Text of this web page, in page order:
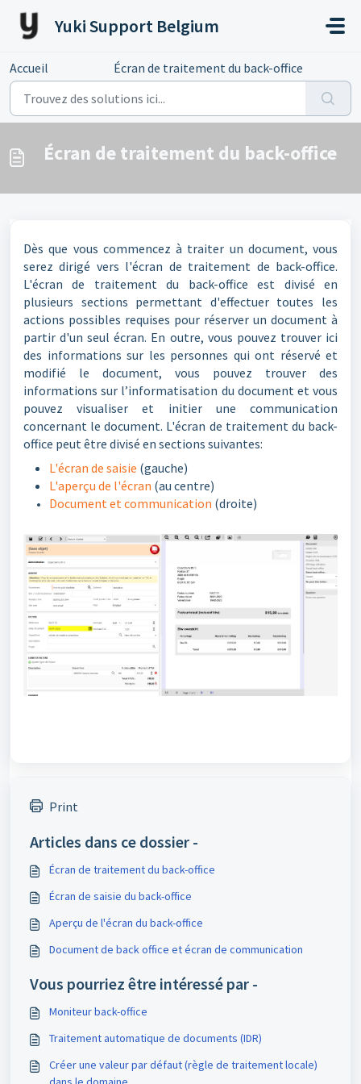
Yuki Support Belgium
Accueil Écran de traitement du back-office
Écran de traitement du back-office
Dès que vous commencez à traiter un document, vous
serez dirigé vers l'écran de traitement de back-office.
L'écran de traitement du back-office est divisé en
plusieurs sections permettant d'effectuer toutes les
actions possibles requises pour réserver un document à
partir d'un seul écran. En outre, vous pouvez trouver ici
des informations sur les personnes qui ont réservé et
modifié le document, vous pouvez trouver des
informations sur l’informatisation du document et vous
pouvez visualiser et initier une communication
concernant le document. L'écran de traitement du back-
office peut être divisé en sections suivantes:
L'écran de saisie (gauche)
L'aperçu de l'écran (au centre)
Document et communication (droite)
Print
Articles dans ce dossier -
Écran de traitement du back-office
Écran de saisie du back-office
Aperçu de l'écran du back-office
Document de back office et écran de communication
Vous pourriez être intéressé par -
Moniteur back-office
Traitement automatique de documents (IDR)
Créer une valeur par défaut (règle de traitement locale)